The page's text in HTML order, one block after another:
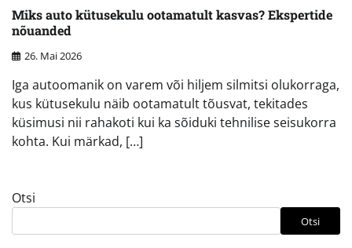
Miks auto kütusekulu ootamatult kasvas? Ekspertide
nõuanded
26. Mai 2026
Iga autoomanik on varem või hiljem silmitsi olukorraga,
kus kütusekulu näib ootamatult tõusvat, tekitades
küsimusi nii rahakoti kui ka sõiduki tehnilise seisukorra
kohta. Kui märkad, […]
Otsi
Otsi